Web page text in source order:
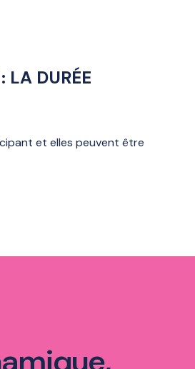
: LA DURÉE
et elles peuvent être